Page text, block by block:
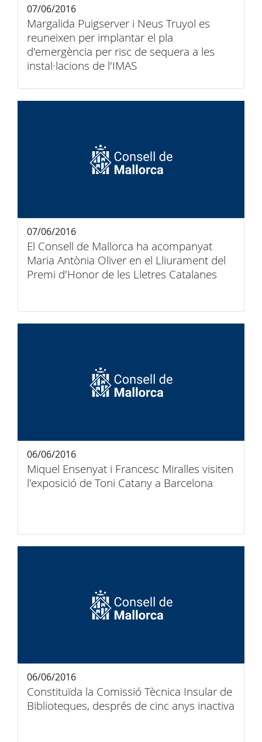
Margalida Puigserver i Neus Truyol es
reuneixen per implantar el pla
d'emergència per risc de sequera a les
instal·lacions de l'IMAS
07/06/2016
El Consell de Mallorca ha acompanyat
Maria Antònia Oliver en el Lliurament del
Premi d'Honor de les Lletres Catalanes
07/06/2016
Miquel Ensenyat i Francesc Miralles visiten
l'exposició de Toni Catany a Barcelona
06/06/2016
Constituïda la Comissió Tècnica Insular de
Biblioteques, després de cinc anys inactiva
06/06/2016